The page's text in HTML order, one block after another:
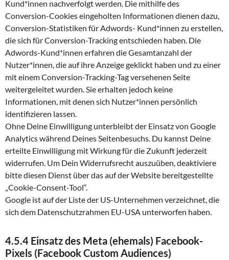
Kund*innen nachverfolgt werden. Die mithilfe des
Conversion-Cookies eingeholten Informationen dienen dazu,
Conversion-Statistiken für Adwords- Kund*innen zu erstellen,
die sich für Conversion-Tracking entschieden haben. Die
Adwords-Kund*innen erfahren die Gesamtanzahl der
Nutzer*innen, die auf ihre Anzeige geklickt haben und zu einer
mit einem Conversion-Tracking-Tag versehenen Seite
weitergeleitet wurden. Sie erhalten jedoch keine
Informationen, mit denen sich Nutzer*innen persönlich
identifizieren lassen.
Ohne Deine Einwilligung unterbleibt der Einsatz von Google
Analytics während Deines Seitenbesuchs. Du kannst Deine
erteilte Einwilligung mit Wirkung für die Zukunft jederzeit
widerrufen. Um Dein Widerrufsrecht auszuüben, deaktiviere
bitte diesen Dienst über das auf der Website bereitgestellte
„Cookie-Consent-Tool“.
Google ist auf der Liste der US-Unternehmen verzeichnet, die
sich dem Datenschutzrahmen EU-USA unterworfen haben.
4.5.4 Einsatz des Meta (ehemals) Facebook-
Pixels (Facebook Custom Audiences)